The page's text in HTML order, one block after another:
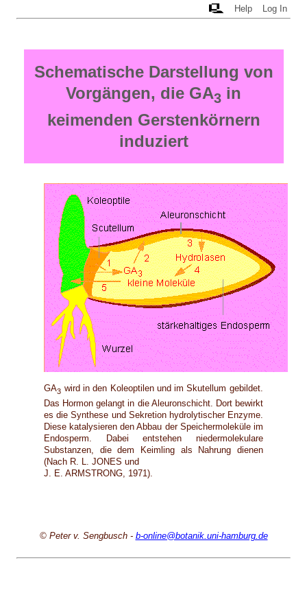
Help Log In
Schematische Darstellung von
Vorgängen, die GA3 in
keimenden Gerstenkörnern
induziert
GA3 wird in den Koleoptilen und im Skutellum gebildet.
Das Hormon gelangt in die Aleuronschicht. Dort bewirkt
es die Synthese und Sekretion hydrolytischer Enzyme.
Diese katalysieren den Abbau der Speichermoleküle im
Endosperm. Dabei entstehen niedermolekulare
Substanzen, die dem Keimling als Nahrung dienen
(Nach R. L. JONES und
J. E. ARMSTRONG, 1971).
© Peter v. Sengbusch - b-online@botanik.uni-hamburg.de